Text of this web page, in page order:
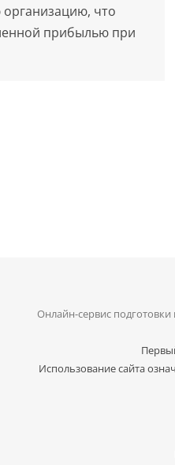
организацию, что
прибылью при
Онлайн-сервис
Использование сайта